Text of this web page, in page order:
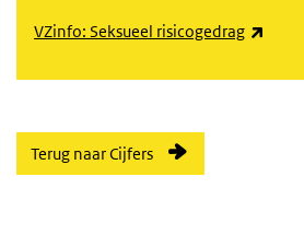
VZinfo: Seksueel risicogedrag
Terug naar Cijfers